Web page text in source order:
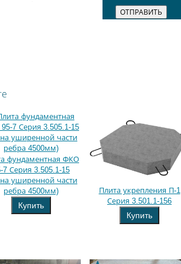
фундаментная ФКО
7 Серия 3.505.1-15
уширенной части
ребра 4500мм)
Купить
Плита укрепления П-1
Серия 3.501.1-156
Купить